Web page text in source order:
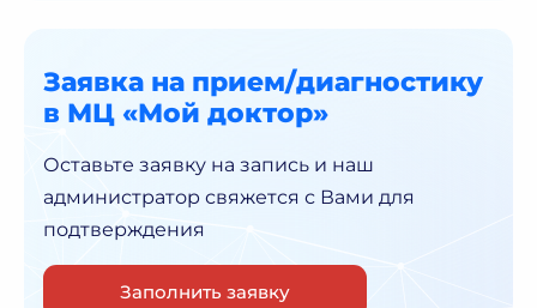
Заявка на прием/диагностику
в МЦ «Мой доктор»
Оставьте заявку на запись и наш
администратор свяжется с Вами для
подтверждения
Заполнить заявку